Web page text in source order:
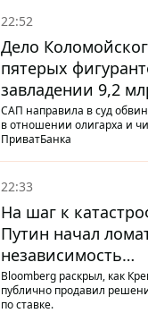
22:52
Дело
пятерых
завладении 9,2
ПриватБанка
суд
САП направила в суд
в отношении олигарха и
ПриватБанка
22:33
На шаг к
Путин начал
независимость
собственного
заставив
Bloomberg раскрыл, как
публично продавил
по ставке.